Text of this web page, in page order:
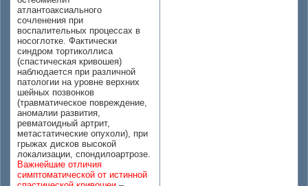
атлантоаксиального
сочленения при
воспалительных процессах в
носоглотке. Фактически
синдром тортиколлиса
(спастическая кривошея)
наблюдается при различной
патологии на уровне верхних
шейных позвонков
(травматическое повреждение,
аномалии развития,
ревматоидный артрит,
метастатические опухоли), при
грыжах дисков высокой
локализации, спондилоартрозе.
Важнейшие отличия
симптоматической от истинной